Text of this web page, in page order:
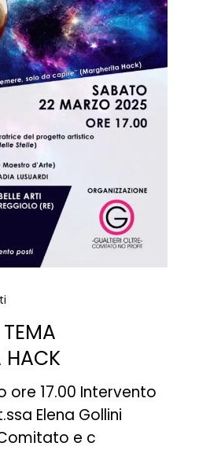
HACK
ore 17.00 Intervento
Elena Gollini
e c